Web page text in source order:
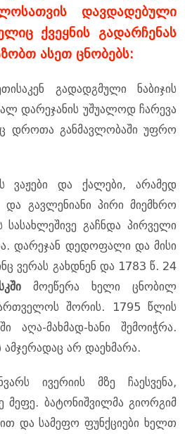
დავდადებული
ქვეყნის გადარჩენას
ასეთ ცნობებს:
გადადგმული ნაბიჯის
დარეჯანის უშუალოდ ჩარევა
დროთა განმავლობაში უფრო
ვაჟები და ქალები, არამედ
გავლენიანი პირი მიემხრო
გაჩნდა პირველი
დარეჯან დედოფალი და მისი
ვერას გახდნენ და 1783 წ. 24
მოეწერა ხელი ცნობილ
შორის. 1795 წლის
აღა-მახმად-ხანი შემოიჭრა.
არ დაეხმარა.
ივერიის მზე ჩაესვენა,
ბატონიშვილმა გიორგიმ
და სამეფო ფუნქციები ხელთ